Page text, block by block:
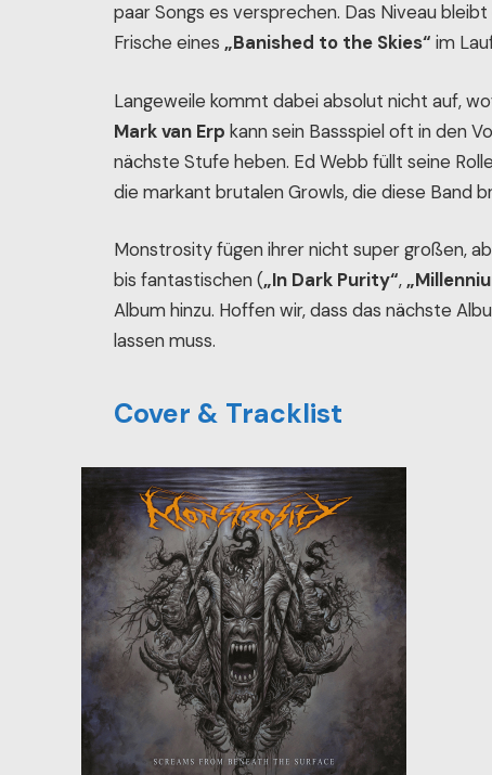
paar Songs es versprechen. Das Niveau
Frische eines„Banished to the Skies“ im
Langeweile kommt dabei absolut nicht auf,
Mark van Erp kann sein Bassspiel oft in den
nächste Stufe heben. Ed Webb füllt seine
die markant brutalen Growls, die diese Band
Monstrosity fügen ihrer nicht super großen,
bis fantastischen („In Dark Purity“,
Album hinzu. Hoffen wir, dass das nächste
lassen muss.
Cover & Tracklist